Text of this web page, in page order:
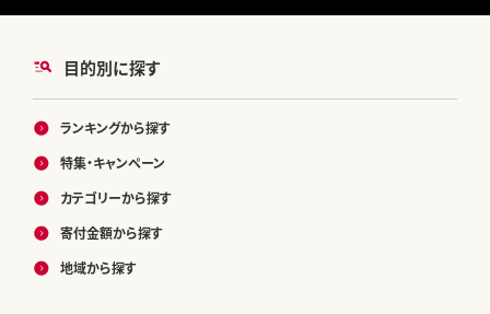
目的別に探す
ランキングから探す
特集・キャンペーン
カテゴリーから探す
寄付金額から探す
地域から探す